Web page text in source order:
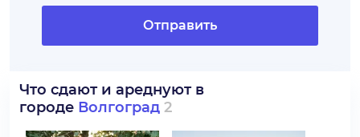
Отправить
Что сдают и ареднуют в
городе Волгоград 2